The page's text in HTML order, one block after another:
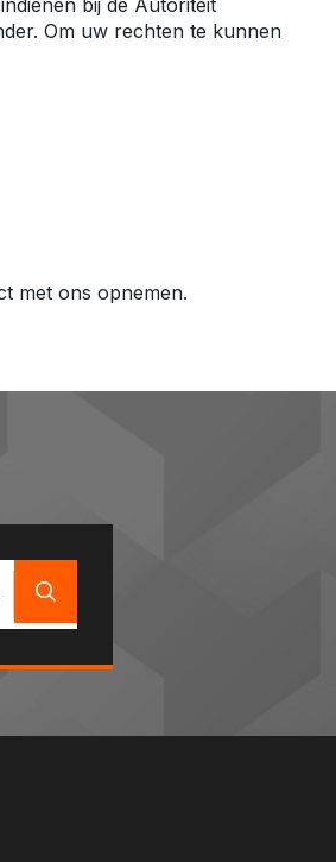
bij de Autoriteit
Om uw rechten te kunnen
met ons opnemen.